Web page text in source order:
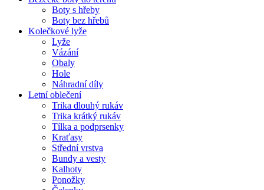
Boty s hřeby
Boty bez hřebů
Kolečkové lyže
Lyže
Vázání
Obaly
Hole
Náhradní díly
Letní oblečení
Trika dlouhý rukáv
Trika krátký rukáv
Tílka a podprsenky
Kraťasy
Střední vrstva
Bundy a vesty
Kalhoty
Ponožky